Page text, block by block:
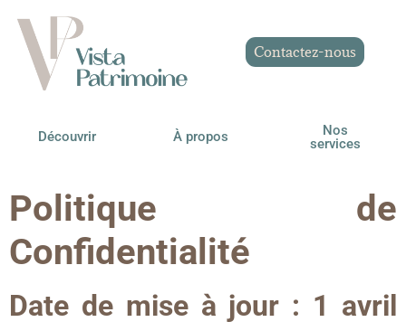
Contactez-nous
Découvrir À propos
Nos
services
Politique de
Confidentialité
Date de mise à jour : 1 avril